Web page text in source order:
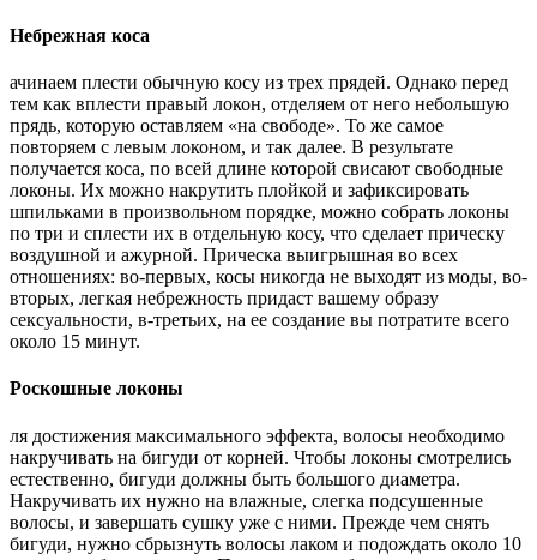
Небрежная коса
ачинаем плести обычную косу из трех прядей. Однако перед
тем как вплести правый локон, отделяем от него небольшую
прядь, которую оставляем «на свободе». То же самое
повторяем с левым локоном, и так далее. В результате
получается коса, по всей длине которой свисают свободные
локоны. Их можно накрутить плойкой и зафиксировать
шпильками в произвольном порядке, можно собрать локоны
по три и сплести их в отдельную косу, что сделает прическу
воздушной и ажурной. Прическа выигрышная во всех
отношениях: во-первых, косы никогда не выходят из моды, во-
вторых, легкая небрежность придаст вашему образу
сексуальности, в-третьих, на ее создание вы потратите всего
около 15 минут.
Роскошные локоны
ля достижения максимального эффекта, волосы необходимо
накручивать на бигуди от корней. Чтобы локоны смотрелись
естественно, бигуди должны быть большого диаметра.
Накручивать их нужно на влажные, слегка подсушенные
волосы, и завершать сушку уже с ними. Прежде чем снять
бигуди, нужно сбрызнуть волосы лаком и подождать около 10